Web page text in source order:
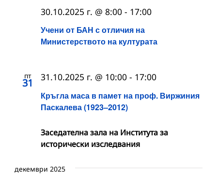
Учени от БАН с отличия на
Министерството на културата
30.10.2025 г. @ 8:00 - 17:00
пт
31
Кръгла маса в памет на проф. Виржиния
Паскалева (1923–2012)
31.10.2025 г. @ 10:00 - 17:00
Заседателна зала на Института за
исторически изследвания
декември 2025